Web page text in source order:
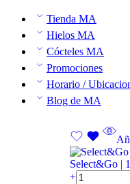
Tienda MA
Hielos MA
Cócteles MA
Promociones
Horario /
Blog de MA
Select&Go |
+
Agregar
Select&Go |
+
Select&Go |
+